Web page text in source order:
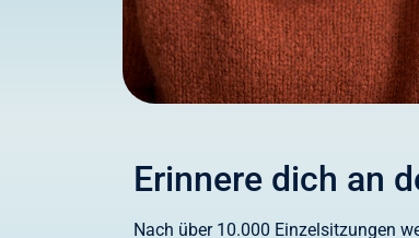
Erinnere dich an
Nach über 10.000 Einzelsitzungen